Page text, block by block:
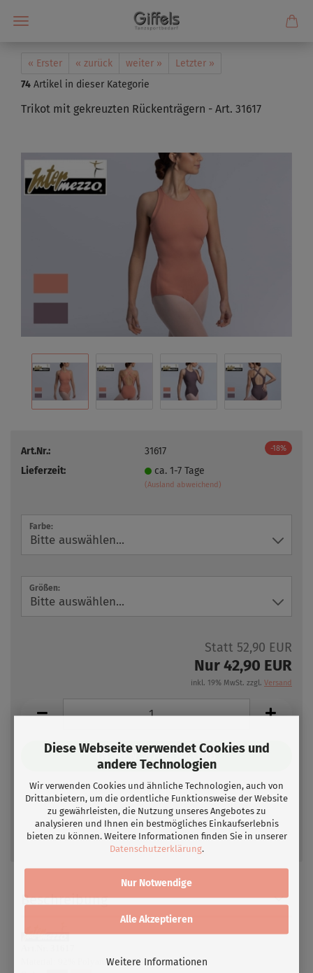
Diese Webseite verwendet Cookies und
andere Technologien
Wir verwenden Cookies und ähnliche Technologien, auch von
Drittanbietern, um die ordentliche Funktionsweise der Website
zu gewährleisten, die Nutzung unseres Angebotes zu
analysieren und Ihnen ein bestmögliches Einkaufserlebnis
bieten zu können. Weitere Informationen finden Sie in unserer
Datenschutzerklärung.
Alle Akzeptieren
Nur Notwendige
Weitere Informationen
« Erster « zurück weiter »
Letzter »
74 Artikel in dieser Kategorie
Trikot mit gekreuzten Rückenträgern - Art. 31617
-18%
Art.Nr.:
31617
Lieferzeit:
ca. 1-7 Tage
(Ausland abweichend)
Farbe:
Größen:
Statt 52,90 EUR
Nur 42,90 EUR
inkl. 19% MwSt. zzgl. Versand
AUF DEN MERKZETTEL
FRAGE ZUM PRODUKT
Beschreibung
Material: 92% Polyamid, 8% Elasthan